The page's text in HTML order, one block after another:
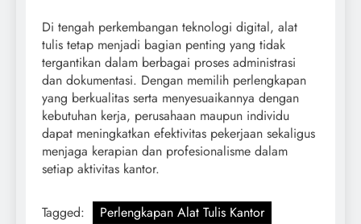
Di tengah perkembangan teknologi digital, alat
tulis tetap menjadi bagian penting yang tidak
tergantikan dalam berbagai proses administrasi
dan dokumentasi. Dengan memilih perlengkapan
yang berkualitas serta menyesuaikannya dengan
kebutuhan kerja, perusahaan maupun individu
dapat meningkatkan efektivitas pekerjaan sekaligus
menjaga kerapian dan profesionalisme dalam
setiap aktivitas kantor.
Tagged:
Perlengkapan Alat Tulis Kantor